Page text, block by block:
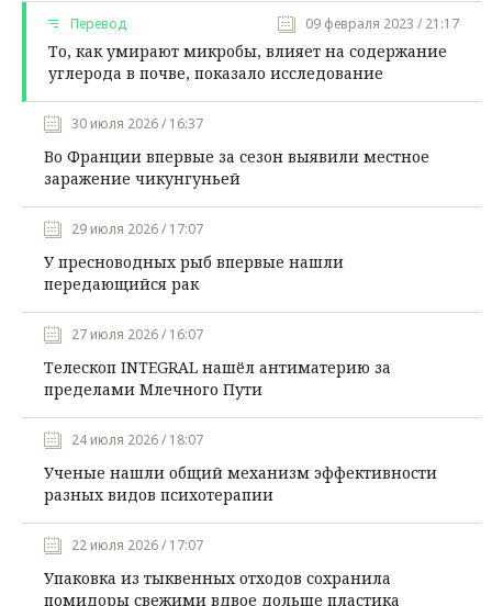
Перевод 09 февраля 2023 / 21:17
То, как умирают микробы, влияет на содержание
углерода в почве, показало исследование
30 июля 2026 / 16:37
Во Франции впервые за сезон выявили местное
заражение чикунгуньей
29 июля 2026 / 17:07
У пресноводных рыб впервые нашли
передающийся рак
27 июля 2026 / 16:07
Телескоп INTEGRAL нашёл антиматерию за
пределами Млечного Пути
24 июля 2026 / 18:07
Ученые нашли общий механизм эффективности
разных видов психотерапии
22 июля 2026 / 17:07
Упаковка из тыквенных отходов сохранила
помидоры свежими вдвое дольше пластика